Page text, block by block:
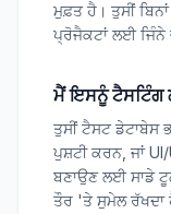
ਮੁਫ਼ਤ ਹੈ। ਤੁਸੀਂ
ਪ੍ਰੋਜੈਕਟਾਂ ਲਈ ਜਿੰਨੇ
ਮੈਂ ਇਸਨੂੰ ਟੈਸਟਿੰਗ
ਤੁਸੀਂ ਟੈਸਟ ਡੇਟਾਬੇਸ
ਪੁਸ਼ਟੀ ਕਰਨ, ਜਾਂ
ਬਣਾਉਣ ਲਈ ਸਾਡੇ
ਤੌਰ 'ਤੇ ਸੁਮੇਲ ਰੱਖਦਾ